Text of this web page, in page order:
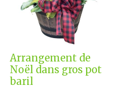
Arrangement de
Noël dans gros pot
baril